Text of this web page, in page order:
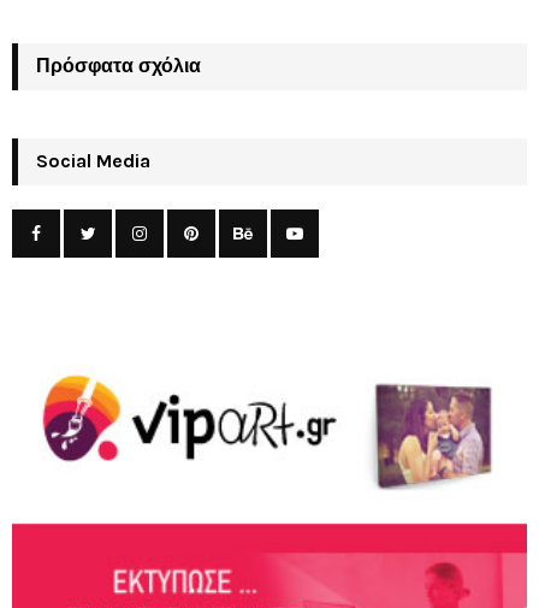
Πρόσφατα σχόλια
Social Media